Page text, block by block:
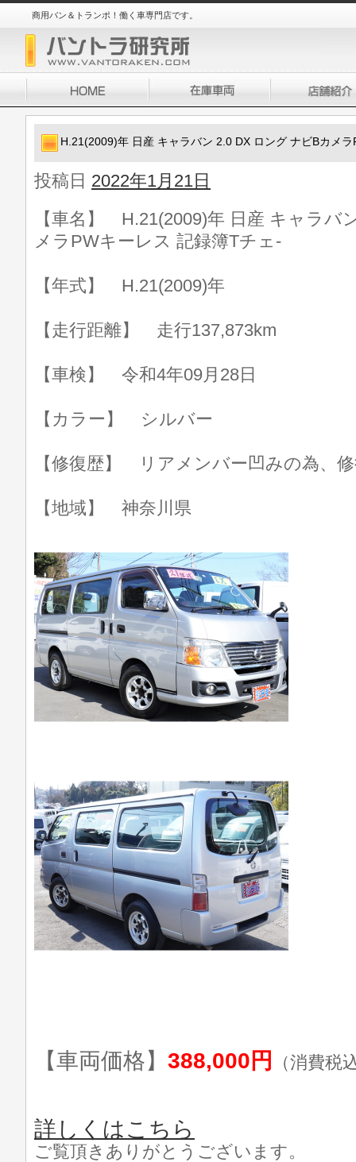
商用バン＆トランポ！働く車専門店です。
H.21(2009)年 日産 キャラバン 2.0 DX ロング ナビBカメ
投稿日 2022年1月21日
【車名】 H.21(2009)年 日産 キャラバ
メラPWキーレス 記録簿Tチェ-
【年式】 H.21(2009)年
【走行距離】 走行137,873km
【車検】 令和4年09月28日
【カラー】 シルバー
【修復歴】 リアメンバー凹みの為、
【地域】 神奈川県
【車両価格】 388,000円 （消費税
詳しくはこちら
ご覧頂きありがとうございます。